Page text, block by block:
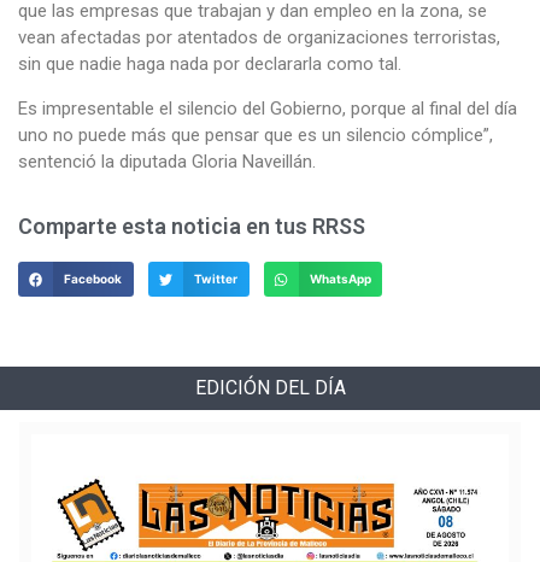
que las empresas que trabajan y dan empleo en la zona, se
vean afectadas por atentados de organizaciones terroristas,
sin que nadie haga nada por declararla como tal.
Es impresentable el silencio del Gobierno, porque al final del día
uno no puede más que pensar que es un silencio cómplice”,
sentenció la diputada Gloria Naveillán.
Comparte esta noticia en tus RRSS
Facebook Twitter WhatsApp
EDICIÓN DEL DÍA